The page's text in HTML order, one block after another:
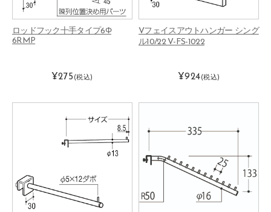
ロッドフック十手タイプ6Φ
6RMP
¥275 (税込)
Vフェイスアウトハンガー シング
ル10/22 V-FS-1022
¥924(税込)